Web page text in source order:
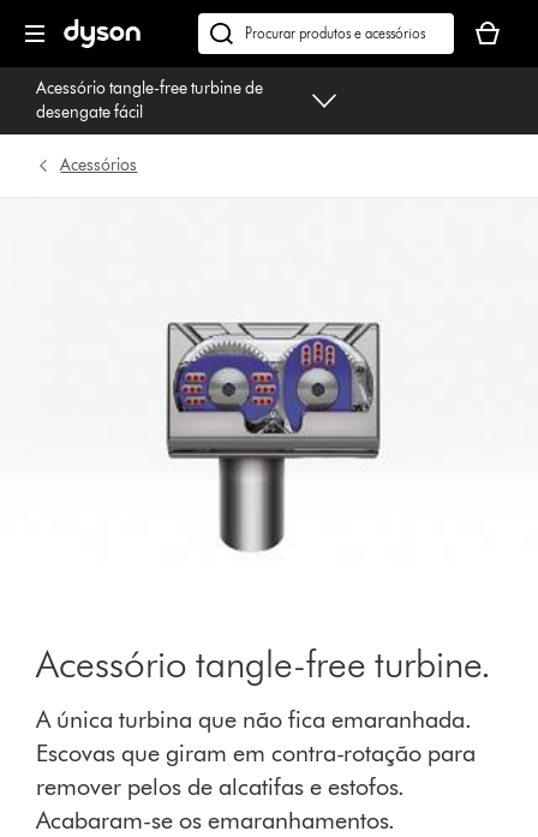
seguinte
Pesquisar
em
dyson.pt
seu
cesto
Acessório tangle-free turbine de
desengate fácil
Acessórios
Acessório tangle-free turbine.
A única turbina que não fica emaranhada.
Escovas que giram em contra-rotação para
remover pelos de alcatifas e estofos.
Acabaram-se os emaranhamentos.